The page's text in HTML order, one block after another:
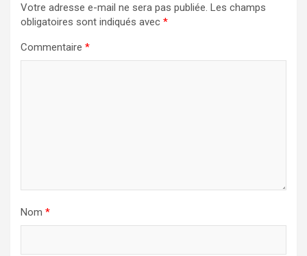
Votre adresse e-mail ne sera pas publiée. Les champs
obligatoires sont indiqués avec *
Commentaire *
Nom *